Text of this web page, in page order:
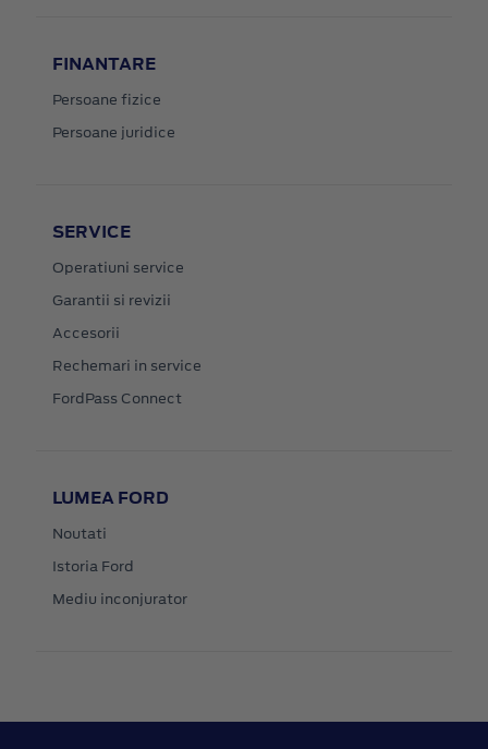
FINANTARE
Persoane fizice
Persoane juridice
SERVICE
Operatiuni service
Garantii si revizii
Accesorii
Rechemari in service
FordPass Connect
LUMEA FORD
Noutati
Istoria Ford
Mediu inconjurator